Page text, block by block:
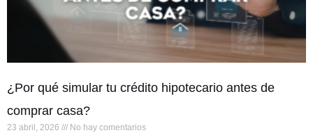
¿Por qué simular tu crédito hipotecario antes de
comprar casa?
23 abril, 2026 No hay comentarios